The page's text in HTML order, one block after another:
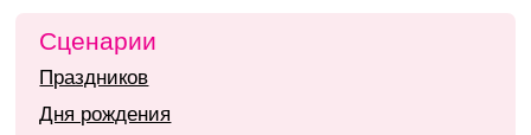
Сценарии
Праздников
Дня рождения